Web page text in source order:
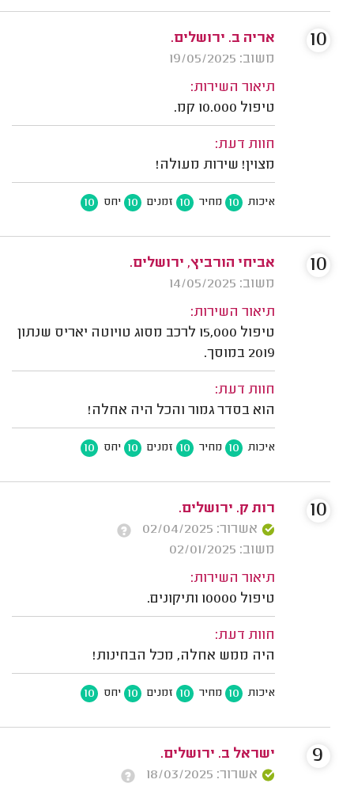
אריה ב. ירושלים.
משוב: 19/05/2025
תיאור השירות:
טיפול 10.000 קמ.
חוות דעת:
מצוין! שירות מעולה!
איכות 10 מחיר 10 זמנים 10 יחס 10
10
אביחי הורביץ, ירושלים.
משוב: 14/05/2025
תיאור השירות:
טיפול 15,000 לרכב מסוג טויוטה יאריס שנתון
2019 במוסך.
חוות דעת:
הוא בסדר גמור והכל היה אחלה!
איכות 10 מחיר 10 זמנים 10 יחס 10
10
רות ק. ירושלים.
אשרור: 02/04/2025
משוב: 02/01/2025
תיאור השירות:
טיפול 10000 ותיקונים.
חוות דעת:
היה ממש אחלה, מכל הבחינות!
איכות 10 מחיר 10 זמנים 10 יחס 10
10
ישראל ב. ירושלים.
אשרור: 18/03/2025
9